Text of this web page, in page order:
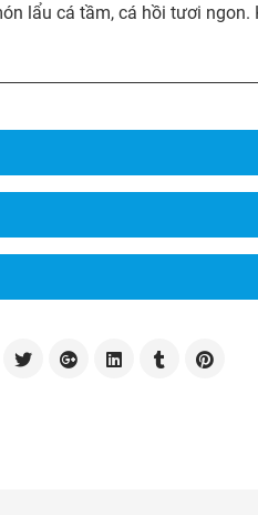
lẩu cá tầm, cá hồi tươi ngon.